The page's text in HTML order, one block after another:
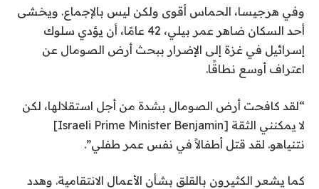
وفي هرجيسا، الحماس أقوى ولكن ليس بالإجماع. ويخشى
أحد السكان ضاهر عمر بيلي، 42 عامًا، أن يؤدي سلوك
إسرائيل في غزة إلى الإضرار ببحث أرض الصومال عن
اعتراف أوسع نطاقًا.
“لقد كافحت أرض الصومال بشدة من أجل استقلالها، لكن
لا يمكنني الثقة [Israeli Prime Minister Benjamin]
نتنياهو. لقد قتل أطفالاً في نفس عمر طفلي”.
كما يشعر الكثيرون بالقلق بشأن الأعمال الانتقامية. وهدد